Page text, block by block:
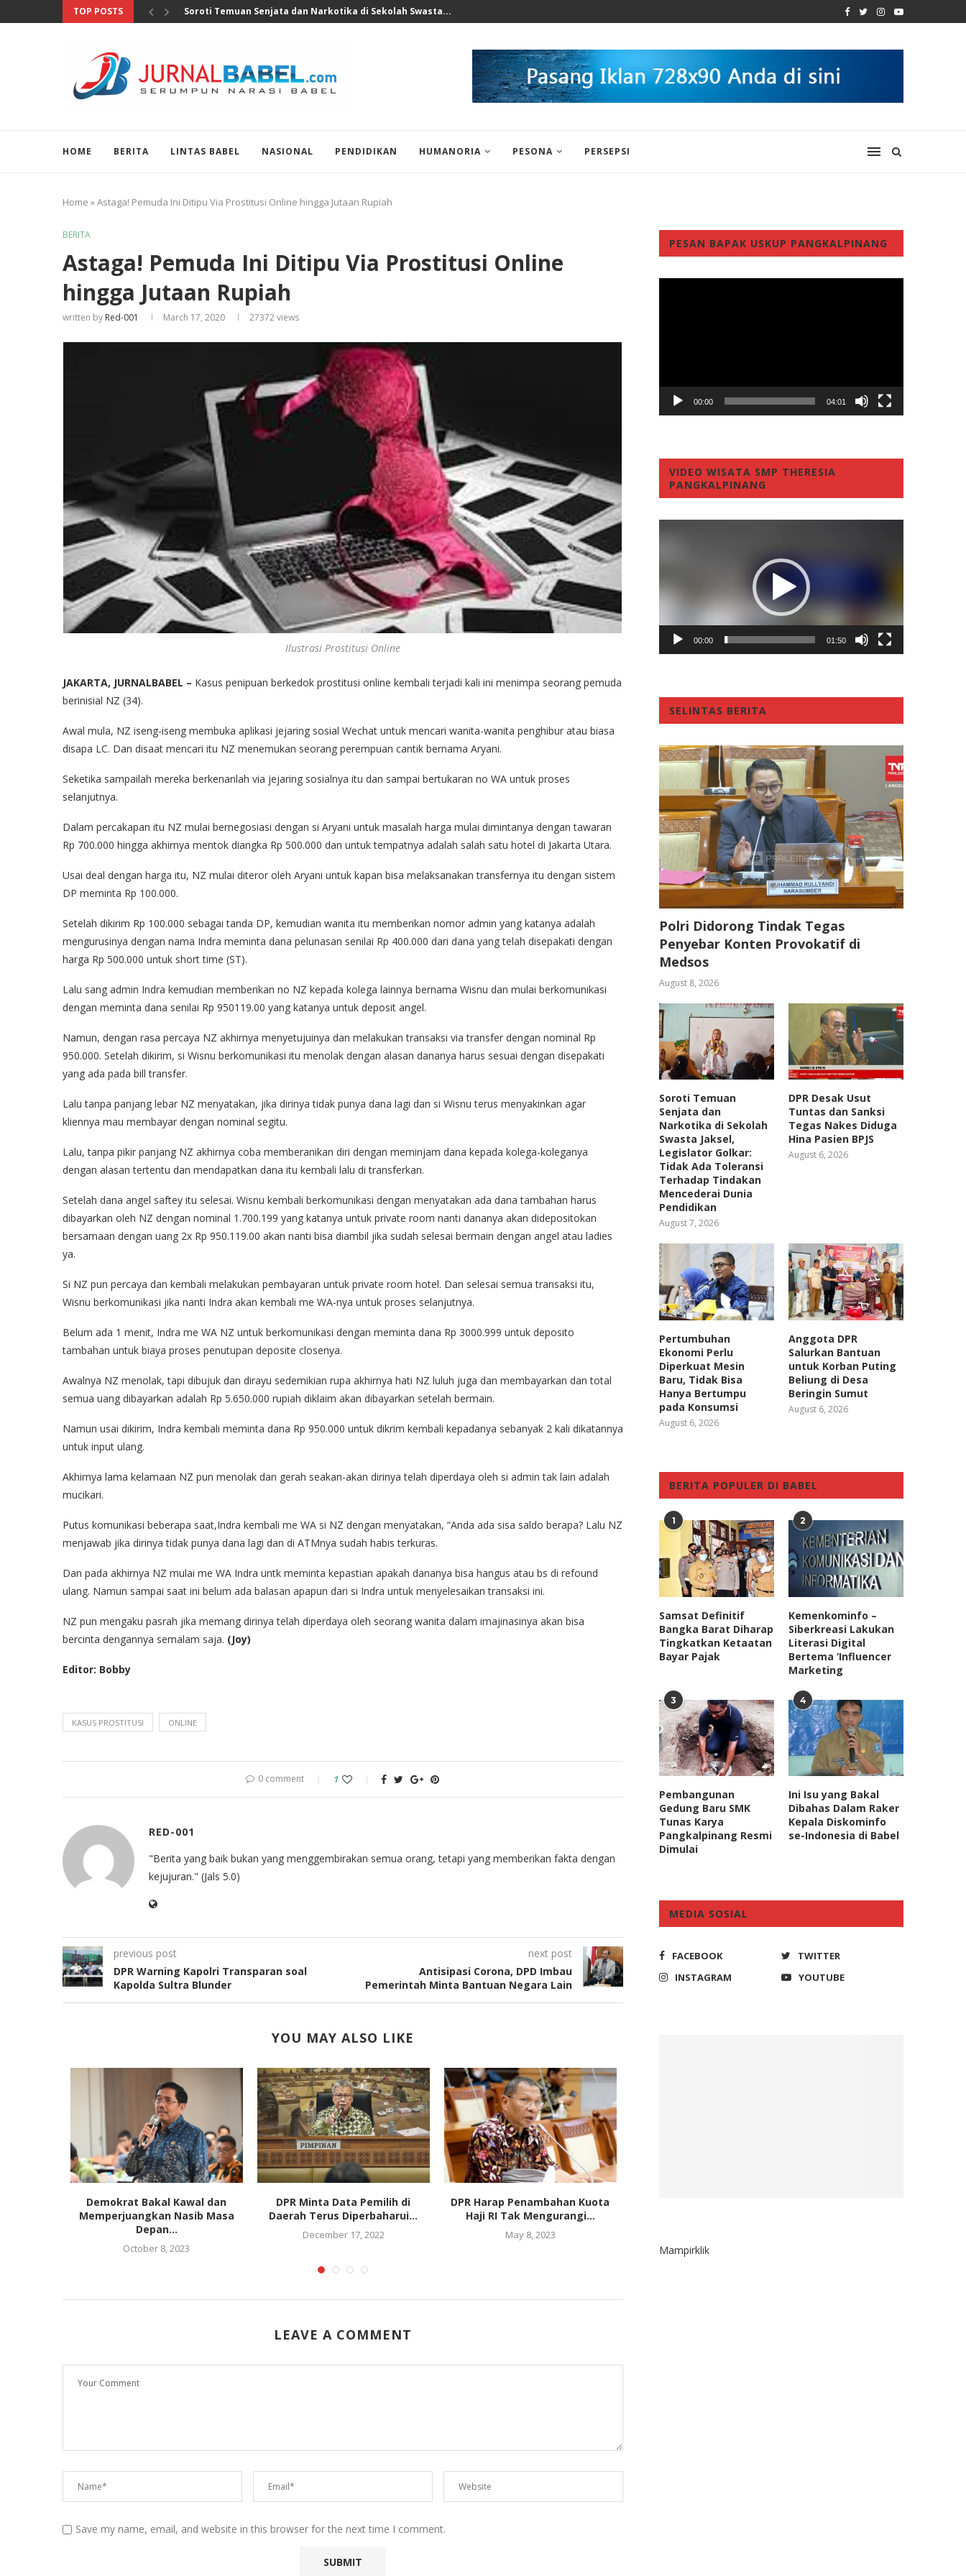
TOP POSTS DPR Desak Usut Tuntas dan Sanksi Tegas Nakes...
HOME BERITA LINTAS BABEL NASIONAL PENDIDIKAN HUMANORIA PESONA PERSEPSI
Home »Astaga! Pemuda Ini Ditipu Via Prostitusi Online hingga Jutaan Rupiah
BERITA
Astaga! Pemuda Ini Ditipu Via Prostitusi Online
hingga Jutaan Rupiah
written by Red-001 March 17, 2020 27372views
Ilustrasi Prostitusi Online
JAKARTA, JURNALBABEL – Kasus penipuan berkedok prostitusi online kembali terjadi kali ini menimpa seorang pemuda
berinisial NZ (34).
Awal mula, NZ iseng-iseng membuka aplikasi jejaring sosial Wechat untuk mencari wanita-wanita penghibur atau biasa
disapa LC. Dan disaat mencari itu NZ menemukan seorang perempuan cantik bernama Aryani.
Seketika sampailah mereka berkenanlah via jejaring sosialnya itu dan sampai bertukaran no WA untuk proses
selanjutnya.
Dalam percakapan itu NZ mulai bernegosiasi dengan si Aryani untuk masalah harga mulai dimintanya dengan tawaran
Rp 700.000 hingga akhirnya mentok diangka Rp 500.000 dan untuk tempatnya adalah salah satu hotel di Jakarta Utara.
Usai deal dengan harga itu, NZ mulai diteror oleh Aryani untuk kapan bisa melaksanakan transfernya itu dengan sistem
DP meminta Rp 100.000.
Setelah dikirim Rp 100.000 sebagai tanda DP, kemudian wanita itu memberikan nomor admin yang katanya adalah
mengurusinya dengan nama Indra meminta dana pelunasan senilai Rp 400.000 dari dana yang telah disepakati dengan
harga Rp 500.000 untuk short time (ST).
Lalu sang admin Indra kemudian memberikan no NZ kepada kolega lainnya bernama Wisnu dan mulai berkomunikasi
dengan meminta dana senilai Rp 950119.00 yang katanya untuk deposit angel.
Namun, dengan rasa percaya NZ akhirnya menyetujuinya dan melakukan transaksi via transfer dengan nominal Rp
950.000. Setelah dikirim, si Wisnu berkomunikasi itu menolak dengan alasan dananya harus sesuai dengan disepakati
yang ada pada bill transfer.
Lalu tanpa panjang lebar NZ menyatakan, jika dirinya tidak punya dana lagi dan si Wisnu terus menyakinkan agar
kliennya mau membayar dengan nominal segitu.
Lalu, tanpa pikir panjang NZ akhirnya coba memberanikan diri dengan meminjam dana kepada kolega-koleganya
dengan alasan tertentu dan mendapatkan dana itu kembali lalu di transferkan.
Setelah dana angel saftey itu selesai. Wisnu kembali berkomunikasi dengan menyatakan ada dana tambahan harus
dibayarkan oleh NZ dengan nominal 1.700.199 yang katanya untuk private room nanti dananya akan didepositokan
bersamaan dengan uang 2x Rp 950.119.00 akan nanti bisa diambil jika sudah selesai bermain dengan angel atau ladies
ya.
Si NZ pun percaya dan kembali melakukan pembayaran untuk private room hotel. Dan selesai semua transaksi itu,
Wisnu berkomunikasi jika nanti Indra akan kembali me WA-nya untuk proses selanjutnya.
Belum ada 1 menit, Indra me WA NZ untuk berkomunikasi dengan meminta dana Rp 3000.999 untuk deposito
tambahan untuk biaya proses penutupan deposite closenya.
Awalnya NZ menolak, tapi dibujuk dan dirayu sedemikian rupa akhirnya hati NZ luluh juga dan membayarkan dan total
semua uang dibayarkan adalah Rp 5.650.000 rupiah diklaim akan dibayarkan setelah bermain.
Namun usai dikirim, Indra kembali meminta dana Rp 950.000 untuk dikrim kembali kepadanya sebanyak 2 kali dikatannya
untuk input ulang.
Akhirnya lama kelamaan NZ pun menolak dan gerah seakan-akan dirinya telah diperdaya oleh si admin tak lain adalah
mucikari.
Putus komunikasi beberapa saat,Indra kembali me WA si NZ dengan menyatakan, “Anda ada sisa saldo berapa? Lalu NZ
menjawab jika dirinya tidak punya dana lagi dan di ATMnya sudah habis terkuras.
Dan pada akhirnya NZ mulai me WA Indra untk meminta kepastian apakah dananya bisa hangus atau bs di refound
ulang. Namun sampai saat ini belum ada balasan apapun dari si Indra untuk menyelesaikan transaksi ini.
NZ pun mengaku pasrah jika memang dirinya telah diperdaya oleh seorang wanita dalam imajinasinya akan bisa
bercinta dengannya semalam saja. (Joy)
Editor: Bobby
KASUS PROSTITUSI ONLINE
0 comment 1
RED-001
"Berita yang baik bukan yang menggembirakan semua orang, tetapi yang memberikan fakta dengan
kejujuran." (Jals 5.0)
previous post
DPR Warning Kapolri Transparan soal
Kapolda Sultra Blunder
next post
Antisipasi Corona, DPD Imbau
Pemerintah Minta Bantuan Negara Lain
YOU MAY ALSO LIKE
Demokrat Bakal Kawal dan
Memperjuangkan Nasib Masa
Depan...
October 8, 2023
DPR Minta Data Pemilih di
Daerah Terus Diperbaharui...
December 17, 2022
DPR Harap Penambahan Kuota
Haji RI Tak Mengurangi...
May 8, 2023
June 21, 2024
LEAVE A COMMENT
Save my name, email, and website in this browser for the next time I comment.
PESAN BAPAK USKUP PANGKALPINANG
00:00 04:01
VIDEO WISATA SMP THERESIA
PANGKALPINANG
00:00 01:50
SELINTAS BERITA
Polri Didorong Tindak Tegas
Penyebar Konten Provokatif di
Medsos
August 8, 2026
Soroti Temuan
Senjata dan
Narkotika di Sekolah
Swasta Jaksel,
Legislator Golkar:
Tidak Ada Toleransi
Terhadap Tindakan
Mencederai Dunia
Pendidikan
August 7, 2026
DPR Desak Usut
Tuntas dan Sanksi
Tegas Nakes Diduga
Hina Pasien BPJS
August 6, 2026
Pertumbuhan
Ekonomi Perlu
Diperkuat Mesin
Baru, Tidak Bisa
Hanya Bertumpu
pada Konsumsi
August 6, 2026
Anggota DPR
Salurkan Bantuan
untuk Korban Puting
Beliung di Desa
Beringin Sumut
August 6, 2026
BERITA POPULER DI BABEL
1
Samsat Definitif
Bangka Barat Diharap
Tingkatkan Ketaatan
Bayar Pajak
2
Kemenkominfo –
Siberkreasi Lakukan
Literasi Digital
Bertema ‘Influencer
Marketing
3
Pembangunan
Gedung Baru SMK
Tunas Karya
Pangkalpinang Resmi
Dimulai
4
Ini Isu yang Bakal
Dibahas Dalam Raker
Kepala Diskominfo
se-Indonesia di Babel
MEDIA SOSIAL
FACEBOOK
TWITTER
INSTAGRAM
YOUTUBE
Mampirklik